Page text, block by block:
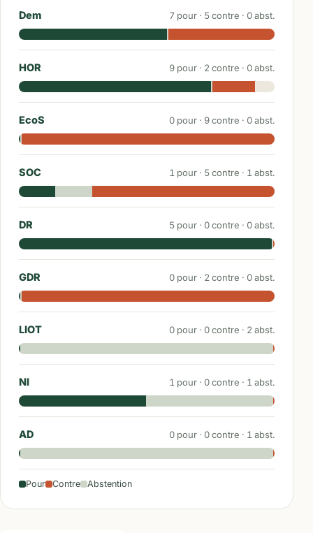
Dem 7 pour · 5contre · 0abst.
HOR 9 pour · 2 contre · 0abst.
EcoS 0 pour · 9contre · 0abst.
SOC 1 pour · 5contre · 1 abst.
DR 5 pour · 0contre · 0abst.
GDR 0 pour · 2 contre · 0abst.
LIOT 0 pour · 0contre · 2 abst.
NI 1 pour · 0contre · 1 abst.
AD 0 pour · 0contre · 1 abst.
Pour Contre Abstention